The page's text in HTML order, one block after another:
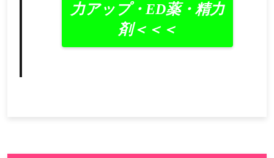
力アップ・ED薬・精力
剤＜＜＜